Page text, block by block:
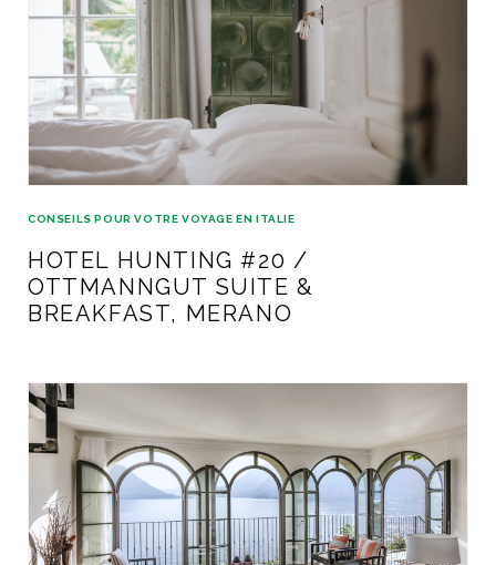
CONSEILS POUR VOTRE VOYAGE EN ITALIE
HOTEL HUNTING #20 /
OTTMANNGUT SUITE &
BREAKFAST, MERANO